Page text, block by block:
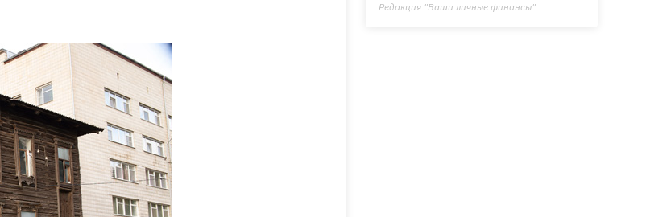
Редакция "Ваши личные финансы"